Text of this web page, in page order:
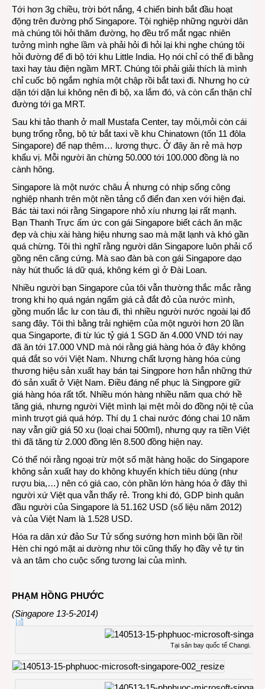
Tới hơn 3g chiều, trời bớt nắng, 4 chiến binh bắt đầu hoạt
động trên đường phố Singapore. Tội nghiệp những người dân
mà chúng tôi hỏi thăm đường, họ đều trố mắt ngạc nhiên
tưởng mình nghe lầm và phải hỏi đi hỏi lại khi nghe chúng tôi
hỏi đường để đi bộ tới khu Little India. Họ nói chỉ có thể đi bằng
taxi hay tàu điện ngầm MRT. Chúng tôi phải giải thích là mình
chỉ cuốc bộ ngắm nghía một chập rồi bắt taxi đi. Nhưng họ cứ
dặn tới dặn lui không nên đi bộ, xa lắm đó, và còn cẩn thận chỉ
đường tới ga MRT.
Sau khi tảo thanh ở mall Mustafa Center, tay mỏi,mỏi còn cái
bụng trống rỗng, bộ tứ bắt taxi về khu Chinatown (tốn 11 đôla
Singapore) để nạp thêm… lương thực. Ở đây ăn rẻ mà hợp
khẩu vị. Mỗi người ăn chừng 50.000 tới 100.000 đồng là no
cành hông.
Singapore là một nước châu Á nhưng có nhịp sống công
nghiệp nhanh trên một nền tảng cổ điển đan xen với hiện đại.
Bác tài taxi nói rằng Singapore nhỏ xíu nhưng lại rất mạnh.
Bạn Thanh Trực ấm ức con gái Singapore biết cách ăn mặc
đẹp và chịu xài hàng hiệu nhưng sao mà mặt lạnh và khó gần
quá chừng. Tôi thì nghĩ rằng người dân Singapore luôn phải cố
gồng nên căng cứng. Mà sao đàn bà con gái Singapore dạo
này hút thuốc lá dữ quá, không kém gì ở Đài Loan.
Nhiều người bạn Singapore của tôi vẫn thường thắc mắc rằng
trong khi họ quá ngán ngẩm giá cả đắt đỏ của nước mình,
gồng muốn lắc lư con tàu đi, thì nhiều người nước ngoài lại đổ
sang đây. Tôi thì bằng trải nghiệm của một người hơn 20 lần
qua Singaporte, đi từ lúc tỷ giá 1 SGD ăn 4.000 VND tới nay
đã ăn tới 17.000 VND mà nói rằng giá hàng hóa ở đây không
quá đắt so với Việt Nam. Nhưng chất lượng hàng hóa cùng
thương hiệu sản xuất hay bán tại Singpore hơn hẳn những thứ
đó sản xuất ở Việt Nam. Điều đáng nể phục là Singpore giữ
giá hàng hóa rất tốt. Nhiều món hàng nhiều năm qua chớ hề
tăng giá, nhưng người Việt mình lại mệt mỏi do đồng nội tệ của
mình trượt giá quá hớp. Thí dụ 1 chai nước đóng chai 10 năm
nay vẫn giữ giá 50 xu (loại chai 500ml), nhưng quy ra tiền Việt
thì đã tăng từ 2.000 đồng lên 8.500 đồng hiện nay.
Có thể nói rằng ngoại trừ một số mặt hàng hoặc do Singapore
không sản xuất hay do không khuyến khích tiêu dùng (như
rượu bia,…) nên có giá cao, còn phần lớn hàng hóa ở đây thì
người xứ Việt qua vẫn thấy rẻ. Trong khi đó, GDP bình quân
đầu người của Singapore là 51.162 USD (số liệu năm 2012)
và của Việt Nam là 1.528 USD.
Hóa ra dân xứ đảo Sư Tử sống sướng hơn mình bội lần rồi!
Hèn chi ngó mặt ai dường như tôi cũng thấy họ đầy vẻ tự tin
và an tâm cho cuộc sống tương lai của mình.
PHẠM HỒNG PHƯỚC
(Singapore 13-5-2014)
Tại sân bay quốc tế Changi.